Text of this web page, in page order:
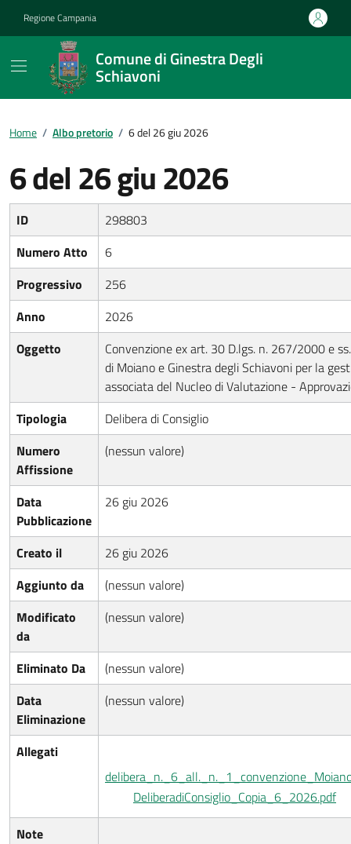
Regione Campania
Comune di Ginestra Degli
Schiavoni
Home / Albo pretorio / 6 del 26 giu 2026
6 del 26 giu 2026
ID
298803
Numero Atto
6
Progressivo
256
Anno
2026
Oggetto
Convenzione ex art. 30 D.lgs. n. 267/2000 e
di Moiano e Ginestra degli Schiavoni per la
associata del Nucleo di Valutazione -
Tipologia
Delibera di Consiglio
Numero
Affissione
(nessun valore)
Data
Pubblicazione
26 giu 2026
Creato il
26 giu 2026
Aggiunto da
(nessun valore)
Modificato
da
(nessun valore)
Eliminato Da
(nessun valore)
Data
Eliminazione
(nessun valore)
Allegati
DeliberadiConsiglio_Copia_6_2026.pdf
Note